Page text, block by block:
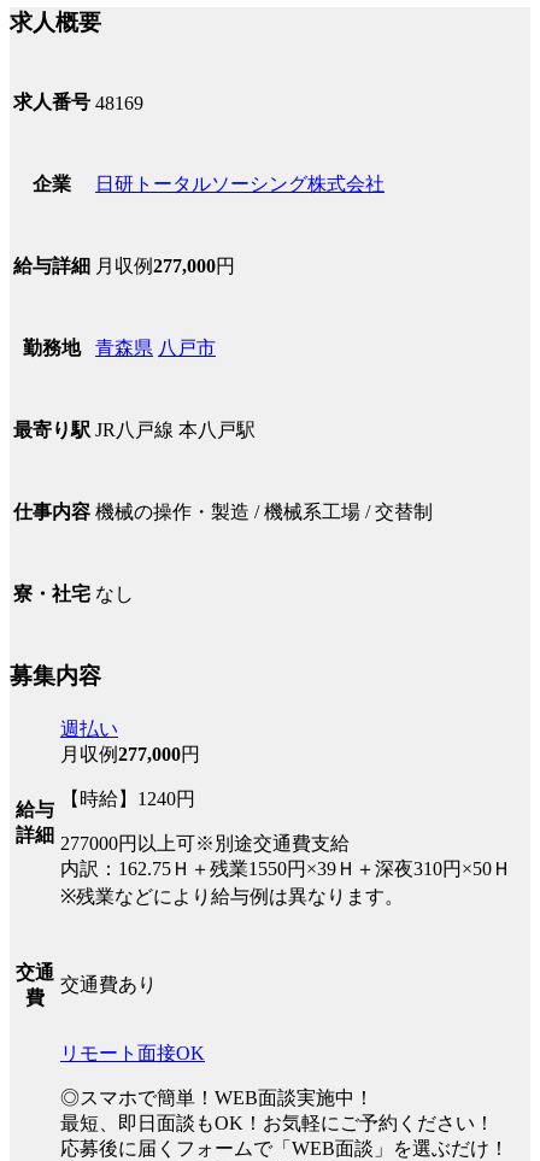
求人概要
求人番号 48169
企業 日研トータルソーシング株式会社
給与詳細 月収例277,000円
勤務地 青森県 八戸市
最寄り駅 JR八戸線 本八戸駅
仕事内容 機械の操作・製造 / 機械系工場 / 交替制
寮・社宅 なし
募集内容
給与
詳細
週払い
月収例277,000円
【時給】1240円
277000円以上可※別途交通費支給
内訳：162.75Ｈ＋残業1550円×39Ｈ＋深夜310円×50Ｈ
※残業などにより給与例は異なります。
交通
費
交通費あり
リモート面接OK
◎スマホで簡単！WEB面談実施中！
最短、即日面談もOK！お気軽にご予約ください！
応募後に届くフォームで「WEB面談」を選ぶだけ！